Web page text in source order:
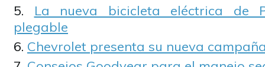
La nueva bicicleta eléctrica de
plegable
Chevrolet presenta su nueva